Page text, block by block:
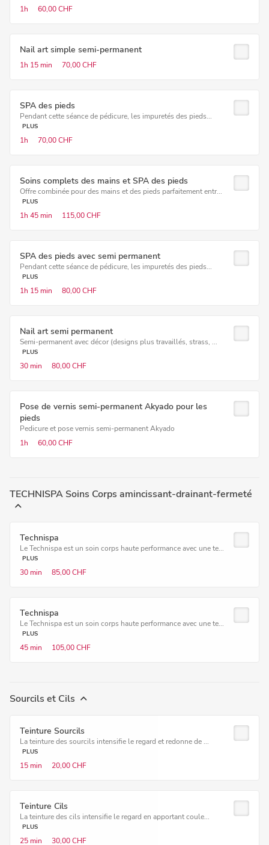
1h
60,00 CHF
Nail art simple semi-permanent
1h 15 min 70,00 CHF
SPA des pieds
Pendant cette séance de pédicure, les impuretés des pieds...
PLUS
1h 70,00 CHF
Soins complets des mains et SPA des pieds
Offre combinée pour des mains et des pieds parfaitement entr...
PLUS
1h 45 min 115,00 CHF
SPA des pieds avec semi permanent
Pendant cette séance de pédicure, les impuretés des pieds...
PLUS
1h 15 min 80,00 CHF
Nail art semi permanent
Semi-permanent avec décor (designs plus travaillés, strass, ...
PLUS
30 min 80,00 CHF
Pose de vernis semi-permanent Akyado pour les
pieds
Pedicure et pose vernis semi-permanent Akyado
1h
60,00 CHF
TECHNISPA Soins Corps amincissant-drainant-fermeté
Technispa
Le Technispa est un soin corps haute performance avec une te...
PLUS
30 min 85,00 CHF
Technispa
Le Technispa est un soin corps haute performance avec une te...
PLUS
45 min 105,00 CHF
Sourcils et Cils
Teinture Sourcils
La teinture des sourcils intensifie le regard et redonne de ...
PLUS
15 min 20,00 CHF
Teinture Cils
La teinture des cils intensifie le regard en apportant coule...
PLUS
25 min 30,00 CHF